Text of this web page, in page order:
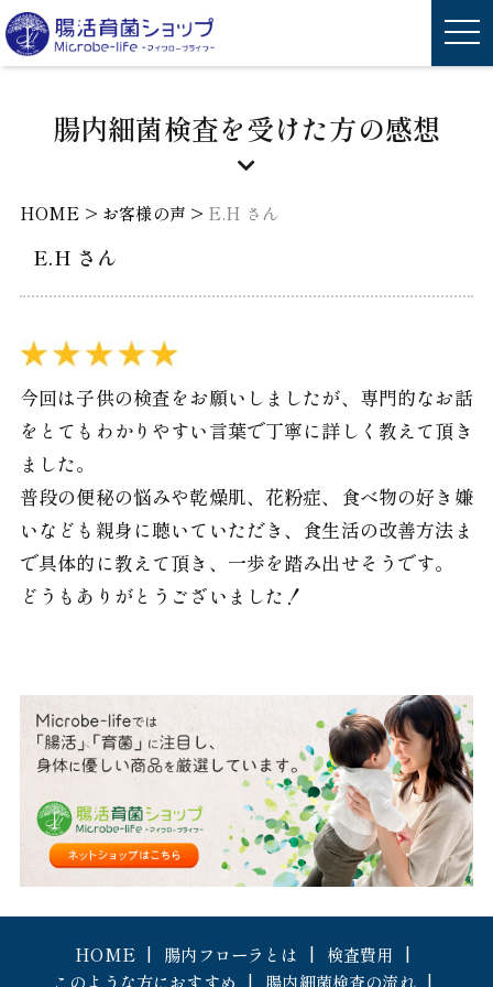
腸内細菌検査を受けた方の感想
HOME > お客様の声 > E.H さん
E.H さん
今回は子供の検査をお願いしましたが、専門的なお話
をとてもわかりやすい言葉で丁寧に詳しく教えて頂き
ました。
普段の便秘の悩みや乾燥肌、花粉症、食べ物の好き嫌
いなども親身に聴いていただき、食生活の改善方法ま
で具体的に教えて頂き、一歩を踏み出せそうです。
どうもありがとうございました！
HOME 腸内フローラとは
検査費用
このような方におすすめ
腸内細菌検査の流れ